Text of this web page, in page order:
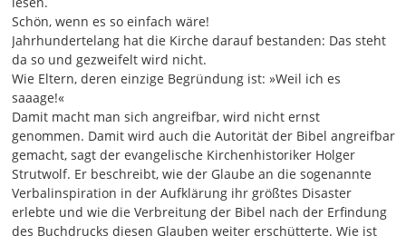
sich selbst, bezeugt sich selbst und bedarf keiner
menschlichen oder kirchlichen Bestätigung. Man meinte,
damit die Autorität der Bibel und besonders des Neuen
Testaments sicherzustellen und ein für alle Mal verteidigt
zu haben.
02:00
In Wirklichkeit hatte man die Autorität der Bibel damit
eher, wie sich in späteren Jahrhunderten zeigen sollte,
beschädigt und angreifbar gemacht. Diese Vorstellung
erlebte nämlich im Zeitalter der Aufklärung ihr endgültiges
Desaster, denn sie erwies sich als historisch vollkommen
unhaltbar. Zum einen hatte man, um den eindeutigen
Schön, wenn es so einfach wäre!
Jahrhundertelang hat die Kirche darauf bestanden: Das steht
da so und gezweifelt wird nicht.
Wie Eltern, deren einzige Begründung ist: »Weil ich es
saaage!«
Damit macht man sich angreifbar, wird nicht ernst
genommen. Damit wird auch die Autorität der Bibel angreifbar
gemacht, sagt der evangelische Kirchenhistoriker Holger
Strutwolf. Er beschreibt, wie der Glaube an die sogenannte
Verbalinspiration in der Aufklärung ihr größtes Disaster
erlebte und wie die Verbreitung der Bibel nach der Erfindung
des Buchdrucks diesen Glauben weiter erschütterte. Wie ist